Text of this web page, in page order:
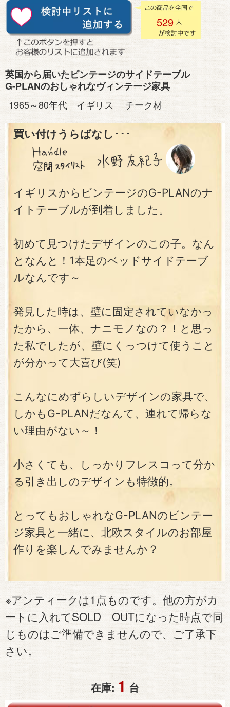
529
英国から届いたビンテージのサイドテーブル
G-PLANのおしゃれなヴィンテージ家具
1965～80年代 イギリス チーク材
買い付けうらばなし･･･
イギリスからビンテージのG-PLANのナ
イトテーブルが到着しました。
初めて見つけたデザインのこの子。なん
となんと！1本足のベッドサイドテーブ
ルなんです～
発見した時は、壁に固定されていなかっ
たから、一体、ナニモノなの？！と思っ
た私でしたが、壁にくっつけて使うこと
が分かって大喜び(笑)
こんなにめずらしいデザインの家具で、
しかもG-PLANだなんて、連れて帰らな
い理由がない～！
小さくても、しっかりフレスコって分か
る引き出しのデザインも特徴的。
とってもおしゃれなG-PLANのビンテー
ジ家具と一緒に、北欧スタイルのお部屋
作りを楽しんでみませんか？
※アンティークは1点ものです。他の方がカ
ートに入れてSOLD OUTになった時点で同
じものはご準備できませんので、ご了承下
さい。
在庫: 1 台